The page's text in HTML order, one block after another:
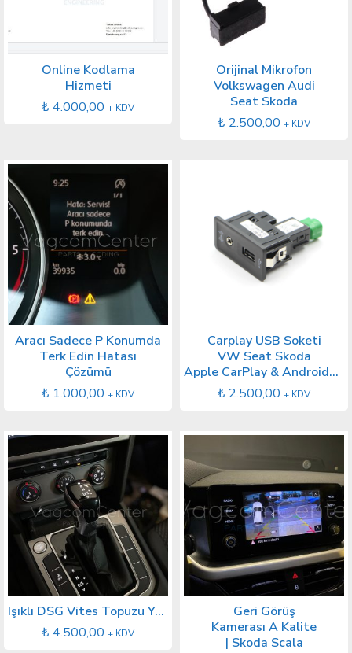
Online Kodlama
Hizmeti
₺ 4.000,00 + KDV
Orijinal Mikrofon
Volkswagen Audi
Seat Skoda
₺ 2.500,00 + KDV
Aracı Sadece P Konumda
Terk Edin Hatası
Çözümü
₺ 1.000,00 + KDV
Carplay USB Soketi
VW Seat Skoda
Apple CarPlay & AndroidAuto Destekli
₺ 2.500,00 + KDV
Işıklı DSG Vites Topuzu Yeni Tip
₺ 4.500,00 + KDV
Geri Görüş
Kamerası A Kalite
| Skoda Scala